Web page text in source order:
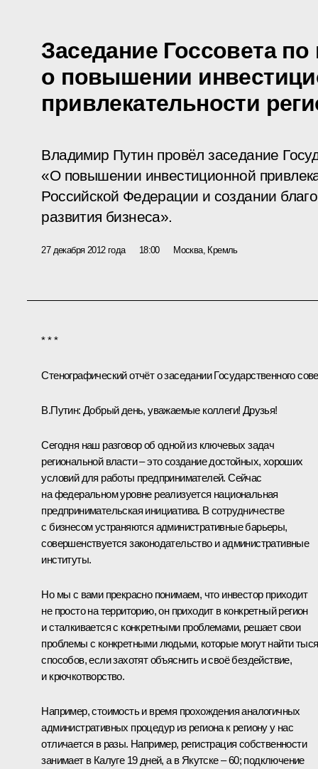
Заседание Госсовета
о повышении
привлекательности
Владимир Путин провёл заседание
«О повышении инвестиционной
Российской Федерации и создании
развития бизнеса».
27 декабря 2012 года 18:00 Москва, Кремль
* * *
Стенографический отчёт о заседании Государственного
В.Путин: Добрый день, уважаемые коллеги! Друзья!
Сегодня наш разговор об одной из ключевых задач
региональной власти – это создание достойных, хороших
условий для работы предпринимателей. Сейчас
на федеральном уровне реализуется национальная
предпринимательская инициатива. В сотрудничестве
с бизнесом устраняются административные барьеры,
совершенствуется законодательство и административные
институты.
Но мы с вами прекрасно понимаем, что инвестор приходит
не просто на территорию, он приходит в конкретный регион
и сталкивается с конкретными проблемами, решает свои
проблемы с конкретными людьми, которые могут найти
способов, если захотят объяснить и своё бездействие,
и крючкотворство.
Например, стоимость и время прохождения аналогичных
административных процедур из региона к региону у нас
отличается в разы. Например, регистрация собственности
занимает в Калуге 19 дней, а в Якутске – 60; подключение